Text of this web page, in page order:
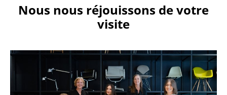
Nous nous réjouissons de votre
visite